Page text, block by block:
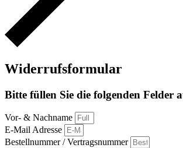
Widerrufsformular
Bitte füllen Sie die folgenden Felder
Vor- & Nachname
E-Mail Adresse
Bestellnummer / Vertragsnummer